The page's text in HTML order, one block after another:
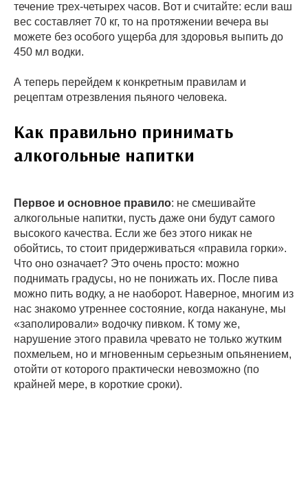
течение трех-четырех часов. Вот и считайте: если ваш
вес составляет 70 кг, то на протяжении вечера вы
можете без особого ущерба для здоровья выпить до
450 мл водки.
А теперь перейдем к конкретным правилам и
рецептам отрезвления пьяного человека.
Как правильно принимать
алкогольные напитки
Первое и основное правило: не смешивайте
алкогольные напитки, пусть даже они будут самого
высокого качества. Если же без этого никак не
обойтись, то стоит придерживаться «правила горки».
Что оно означает? Это очень просто: можно
поднимать градусы, но не понижать их. После пива
можно пить водку, а не наоборот. Наверное, многим из
нас знакомо утреннее состояние, когда накануне, мы
«заполировали» водочку пивком. К тому же,
нарушение этого правила чревато не только жутким
похмельем, но и мгновенным серьезным опьянением,
отойти от которого практически невозможно (по
крайней мере, в короткие сроки).